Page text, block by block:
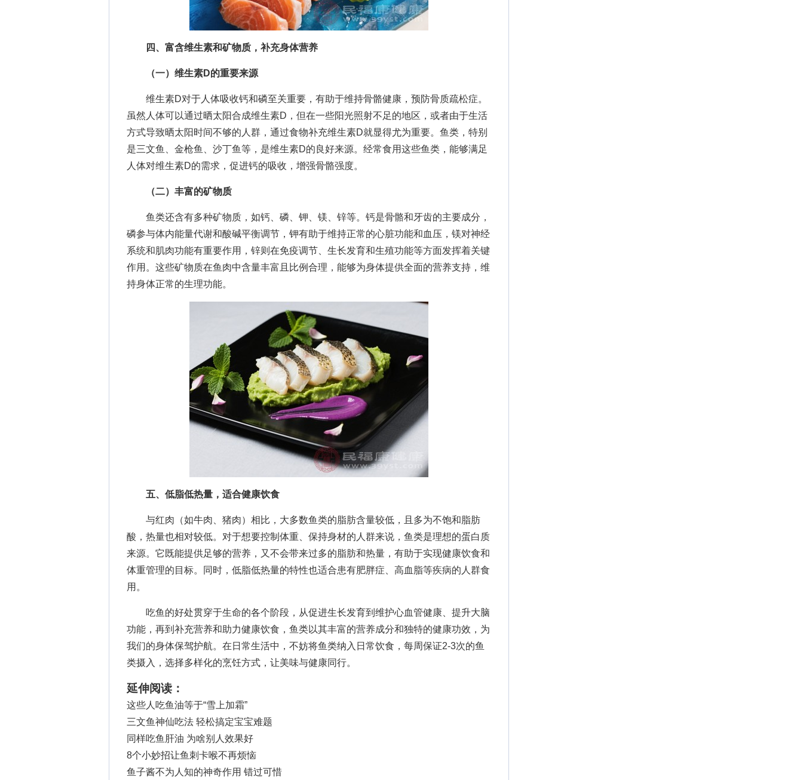
四、富含维生素和矿物质，补充身体营养
（一）维生素D的重要来源
维生素D对于人体吸收钙和磷至关重要，有助于维持骨骼健康，预防骨质疏松症。
虽然人体可以通过晒太阳合成维生素D，但在一些阳光照射不足的地区，或者由于生活
方式导致晒太阳时间不够的人群，通过食物补充维生素D就显得尤为重要。鱼类，特别
是三文鱼、金枪鱼、沙丁鱼等，是维生素D的良好来源。经常食用这些鱼类，能够满足
人体对维生素D的需求，促进钙的吸收，增强骨骼强度。
（二）丰富的矿物质
鱼类还含有多种矿物质，如钙、磷、钾、镁、锌等。钙是骨骼和牙齿的主要成分，
磷参与体内能量代谢和酸碱平衡调节，钾有助于维持正常的心脏功能和血压，镁对神经
系统和肌肉功能有重要作用，锌则在免疫调节、生长发育和生殖功能等方面发挥着关键
作用。这些矿物质在鱼肉中含量丰富且比例合理，能够为身体提供全面的营养支持，维
持身体正常的生理功能。
五、低脂低热量，适合健康饮食
与红肉（如牛肉、猪肉）相比，大多数鱼类的脂肪含量较低，且多为不饱和脂肪
酸，热量也相对较低。对于想要控制体重、保持身材的人群来说，鱼类是理想的蛋白质
来源。它既能提供足够的营养，又不会带来过多的脂肪和热量，有助于实现健康饮食和
体重管理的目标。同时，低脂低热量的特性也适合患有肥胖症、高血脂等疾病的人群食
用。
吃鱼的好处贯穿于生命的各个阶段，从促进生长发育到维护心血管健康、提升大脑
功能，再到补充营养和助力健康饮食，鱼类以其丰富的营养成分和独特的健康功效，为
我们的身体保驾护航。在日常生活中，不妨将鱼类纳入日常饮食，每周保证2-3次的鱼
类摄入，选择多样化的烹饪方式，让美味与健康同行。
延伸阅读：
这些人吃鱼油等于“雪上加霜”
三文鱼神仙吃法 轻松搞定宝宝难题
同样吃鱼肝油 为啥别人效果好
8个小妙招让鱼刺卡喉不再烦恼
鱼子酱不为人知的神奇作用 错过可惜